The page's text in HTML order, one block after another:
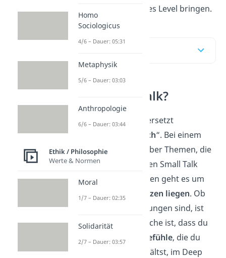
Gespräch auf ein tieferes Level bringen.
Was ist Deep Talk?
Deep Talk
bedeutet übersetzt
„tiefgründiges Gespräch“. Bei einem
Deep Talk sprichst du über Themen, die
weit über oberflächlichen Small Talk
hinausgehen. Stattdessen geht es um
Themen, die diram Herzen liegen. Ob
das Sorgen oder Hoffnungen sind, ist
völlig egal. Die Hauptsache ist, dass du
deineGedanken und Gefühle, die du
sonst im Alltag zurückhältst, im Deep
Homo
Sociologicus
4/6 – Dauer: 05:31
Metaphysik
5/6 – Dauer: 03:03
Anthropologie
6/6 – Dauer: 03:44
Ethik / Philosophie
Werte & Normen
Moral
1/7 – Dauer: 02:35
Solidarität
2/7 – Dauer: 03:57